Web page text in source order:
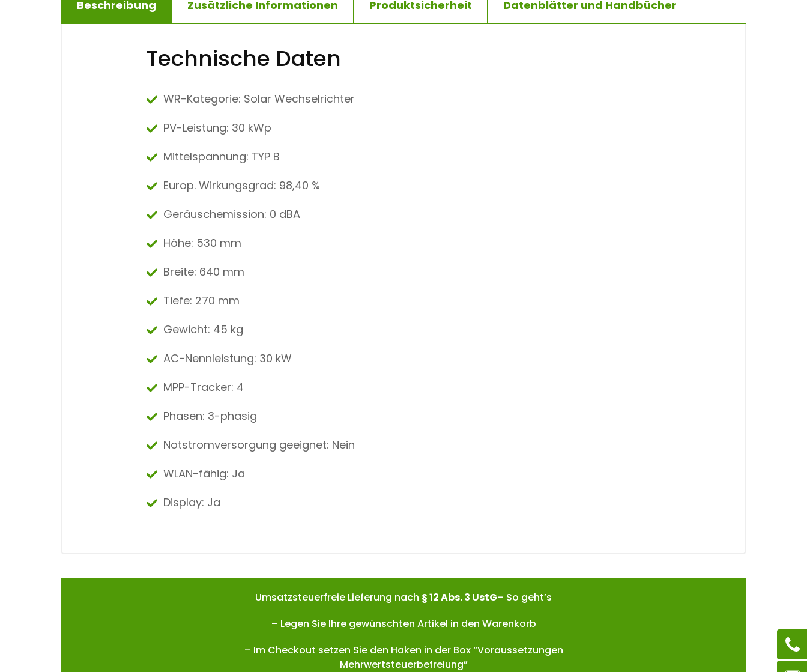
N
Beschreibung Zusätzliche Informationen Produktsicherheit Datenblätter und Handbücher
Technische Daten
WR-Kategorie: Solar Wechselrichter
PV-Leistung: 30 kWp
Mittelspannung: TYP B
Europ. Wirkungsgrad: 98,40 %
Geräuschemission: 0 dBA
Höhe: 530 mm
Breite: 640 mm
Tiefe: 270 mm
Gewicht: 45 kg
AC-Nennleistung: 30 kW
MPP-Tracker: 4
Phasen: 3-phasig
Notstromversorgung geeignet: Nein
WLAN-fähig: Ja
Display: Ja
Umsatzsteuerfreie Lieferung nach § 12 Abs. 3 UstG– So geht’s
– Legen Sie Ihre gewünschten Artikel in den Warenkorb
– Im Checkout setzen Sie den Haken in der Box “Voraussetzungen
Mehrwertsteuerbefreiung”